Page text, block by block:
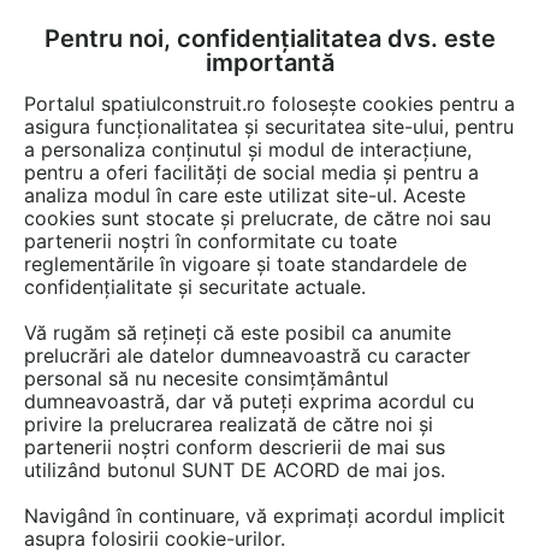
FĂ-ȚI CONT LOGIN
CUM SE FACE
Afla totul despre
"Consolidare"
7 ARTICOLE RESTRANGE
Pentru noi, confidențialitatea dvs. este
importantă
Portalul spatiulconstruit.ro folosește cookies pentru a
asigura funcționalitatea și securitatea site-ului, pentru
a personaliza conținutul și modul de interacțiune,
pentru a oferi facilități de social media și pentru a
analiza modul în care este utilizat site-ul. Aceste
cookies sunt stocate și prelucrate, de către noi sau
partenerii noștri în conformitate cu toate
reglementările în vigoare și toate standardele de
confidențialitate și securitate actuale.
Vă rugăm să rețineți că este posibil ca anumite
prelucrări ale datelor dumneavoastră cu caracter
personal să nu necesite consimțământul
dumneavoastră, dar vă puteți exprima acordul cu
privire la prelucrarea realizată de către noi și
partenerii noștri conform descrierii de mai sus
utilizând butonul SUNT DE ACORD de mai jos.
Navigând în continuare, vă exprimați acordul implicit
asupra folosirii cookie-urilor.